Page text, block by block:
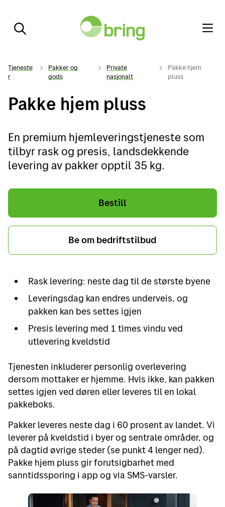
Tjeneste
r
Pakker og
gods
Private
nasjonalt
Pakke hjem
pluss
Pakke hjem pluss
En premium hjemleveringstjeneste som
tilbyr rask og presis, landsdekkende
levering av pakker opptil 35 kg.
Bestill
Be om bedriftstilbud
Rask levering: neste dag til de største byene
Leveringsdag kan endres underveis, og
pakken kan bes settes igjen
Presis levering med 1 times vindu ved
utlevering kveldstid
Tjenesten inkluderer personlig overlevering
dersom mottaker er hjemme. Hvis ikke, kan pakken
settes igjen ved døren eller leveres til en lokal
pakkeboks.
Pakker leveres neste dag i 60 prosent av landet. Vi
leverer på kveldstid i byer og sentrale områder, og
på dagtid øvrige steder (se punkt 4 lenger ned).
Pakke hjem pluss gir forutsigbarhet med
sanntidssporing i app og via SMS-varsler.